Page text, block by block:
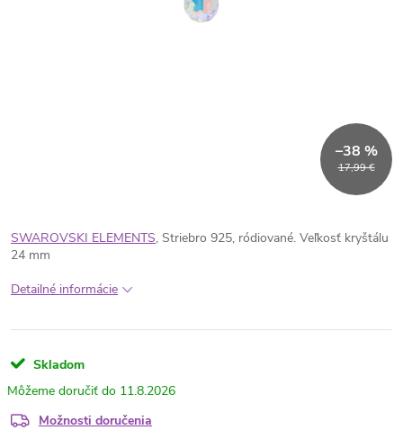
17,99 €
–38 %
SWAROVSKI ELEMENTS, Striebro 925, ródiované. Veľkosť kryštálu
24 mm
Detailné informácie
Skladom
11.8.2026
Možnosti doručenia